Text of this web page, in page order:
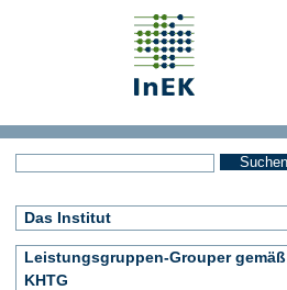
Das Institut
Leistungsgruppen-Grouper gemäß
KHTG